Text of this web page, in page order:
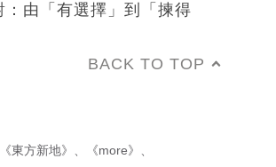
由「有選擇」到「揀得
BACK TO TOP
《東方新地》 、 《more》 、